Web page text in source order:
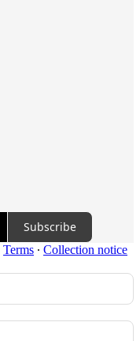
Subscribe
Terms ∙ Collection notice